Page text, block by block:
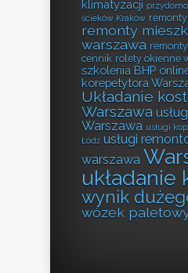
klimatyzacji
ścieków Kraków
remonty
warszawa
cennik rolety okienne
szkolenia BHP
korepetytora
Układanie
Warszawa
Warszawa usługi
Łódź usługi
warszawa
układanie
wynik
wózek